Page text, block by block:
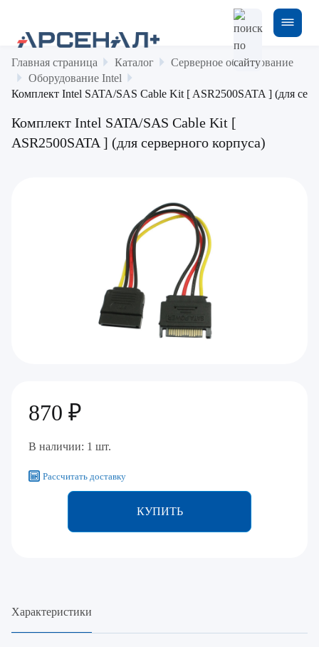
Главная страница Каталог
Серверное оборудование
Оборудование Intel
Комплект Intel SATA/SAS Cable Kit [ ASR2500SATA ] (для
Комплект Intel SATA/SAS Cable Kit [
ASR2500SATA ] (для серверного корпуса)
870 ₽
В наличии: 1 шт.
Рассчитать доставку
КУПИТЬ
Характеристики